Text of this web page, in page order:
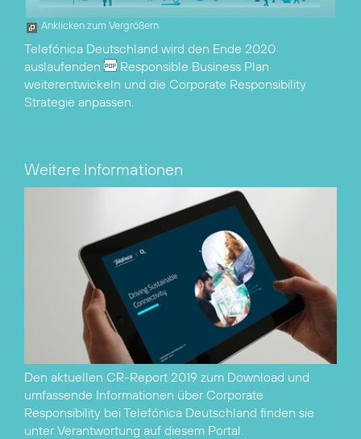
Anklicken zum Vergrößern
Telefónica Deutschland wird den Ende 2020
auslaufenden
Responsible Business Plan
weiterentwickeln und die Corporate Responsibility
Strategie anpassen.
Weitere Informationen
Den aktuellen CR-Report 2019 zum Download und
umfassende Informationen über Corporate
Responsibility bei Telefónica Deutschland finden sie
unterVerantwortung auf diesem Portal.